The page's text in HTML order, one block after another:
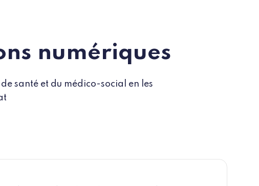
numériques
santé et du médico-social en les